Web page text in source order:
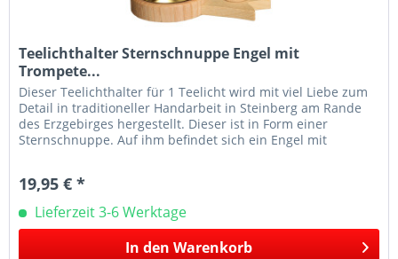
Teelichthalter Sternschnuppe Engel mit
Trompete...
Dieser Teelichthalter für 1 Teelicht wird mit viel Liebe zum
Detail in traditioneller Handarbeit in Steinberg am Rande
des Erzgebirges hergestellt. Dieser ist in Form einer
Sternschnuppe. Auf ihm befindet sich ein Engel mit
19,95 € *
Lieferzeit 3-6 Werktage
In den Warenkorb